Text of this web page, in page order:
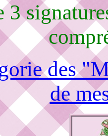
3
des
de